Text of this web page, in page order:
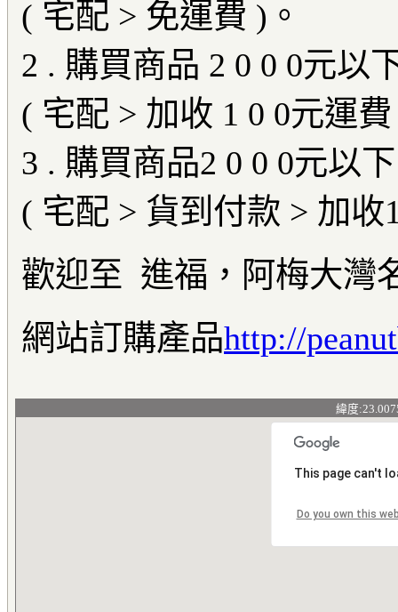
( 宅配 > 免運費 )。
2 . 購買商品 2 0 0 0元以
( 宅配 > 加收 1 0 0元運
3 . 購買商品2 0 0 0元以
( 宅配 > 貨到付款 > 加
歡迎至 進福，阿梅大灣
網站訂購產品http://
緯度
This page can't
Do you own this